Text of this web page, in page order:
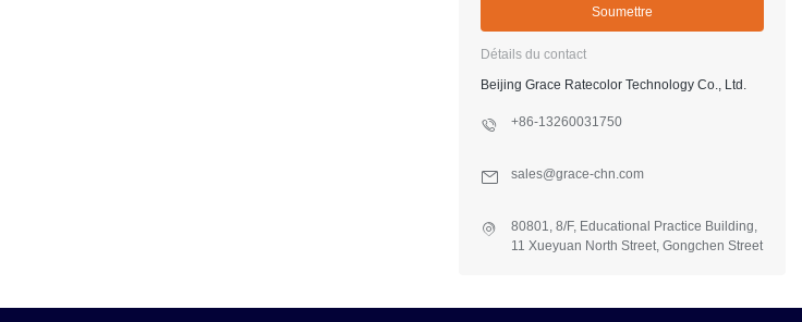
Soumettre
Détails du contact
Beijing Grace Ratecolor Technology Co., Ltd.
+86-13260031750
sales@grace-chn.com
80801, 8/F, Educational Practice Building,
11 Xueyuan North Street, Gongchen Street